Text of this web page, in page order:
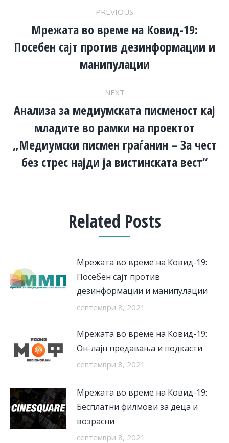
NAVIGATION
PREVIOUS
Previous
post:
Мрежата во време на Ковид-19:
Посебен сајт против дезинформации и
манипулации
NEXT
Next
post:
Анализа за медиумската писменост кај
младите во рамки на проектот
„Медиумски писмен граѓанин – За чест
без стрес најди ја вистинската вест“
Related Posts
Мрежата во време на Ковид-19:
Посебен сајт против
дезинформации и манипулации
септември 8, 2021
Мрежата во време на Ковид-19:
Он-лајн предавања и подкасти
септември 8, 2021
Мрежата во време на Ковид-19:
Бесплатни филмови за деца и
возрасни
септември 8, 2021